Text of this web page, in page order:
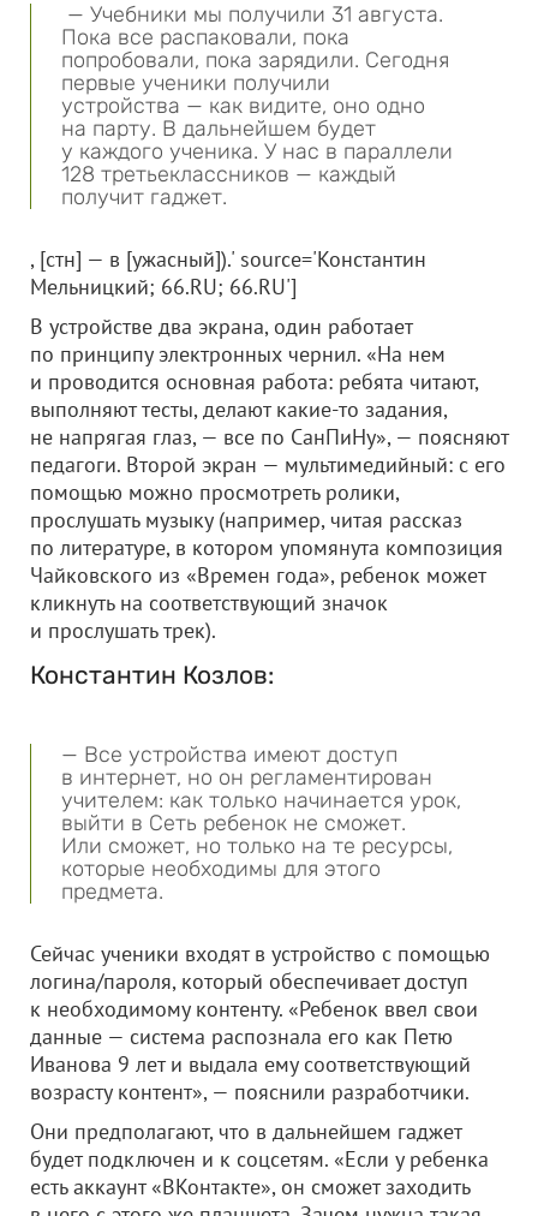
— Учебники мы получили 31 августа.
Пока все распаковали, пока
попробовали, пока зарядили. Сегодня
первые ученики получили
устройства — как видите, оно одно
на парту. В дальнейшем будет
у каждого ученика. У нас в параллели
128 третьеклассников — каждый
получит гаджет.
, [стн] — в [ужасный]).' source='Константин
Мельницкий; 66.RU; 66.RU']
В устройстве два экрана, один работает
по принципу электронных чернил. «На нем
и проводится основная работа: ребята читают,
выполняют тесты, делают какие-то задания,
не напрягая глаз, — все по СанПиНу», — поясняют
педагоги. Второй экран — мультимедийный: с его
помощью можно просмотреть ролики,
прослушать музыку (например, читая рассказ
по литературе, в котором упомянута композиция
Чайковского из «Времен года», ребенок может
кликнуть на соответствующий значок
и прослушать трек).
Константин Козлов:
— Все устройства имеют доступ
в интернет, но он регламентирован
учителем: как только начинается урок,
выйти в Сеть ребенок не сможет.
Или сможет, но только на те ресурсы,
которые необходимы для этого
предмета.
Сейчас ученики входят в устройство с помощью
логина/пароля, который обеспечивает доступ
к необходимому контенту. «Ребенок ввел свои
данные — система распознала его как Петю
Иванова 9 лет и выдала ему соответствующий
возрасту контент», — пояснили разработчики.
Они предполагают, что в дальнейшем гаджет
будет подключен и к соцсетям. «Если у ребенка
есть аккаунт «ВКонтакте», он сможет заходить